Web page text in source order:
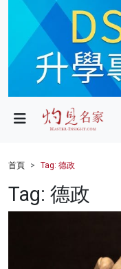
政局
財經
健康
首頁 Tag: 德政
Tag: 德政